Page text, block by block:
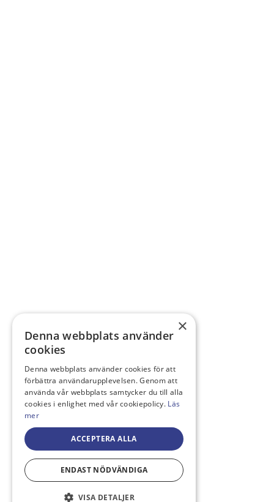
×
Denna webbplats använder
cookies
Denna webbplats använder cookies för att
förbättra användarupplevelsen. Genom att
använda vår webbplats samtycker du till alla
cookies i enlighet med vår cookiepolicy. Läs
mer
ACCEPTERA ALLA
ENDAST NÖDVÄNDIGA
VISA DETALJER